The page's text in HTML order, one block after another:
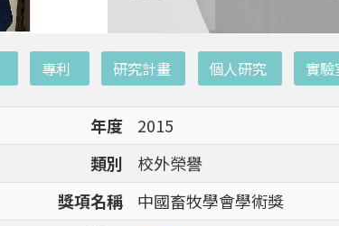
專利 研究計畫 個人研究 實驗
年度
2015
類別
校外榮譽
獎項名稱
中國畜牧學會學術獎